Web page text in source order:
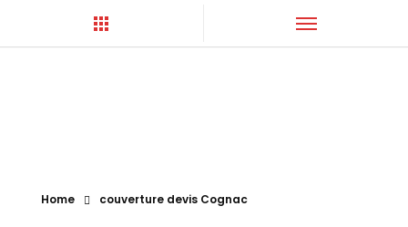
Home couverture devis Cognac